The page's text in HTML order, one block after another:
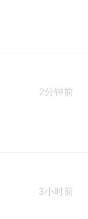
2分钟前
3小时前